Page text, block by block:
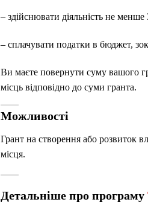
– здійснювати діяльність не менше
– сплачувати податки в бюджет,
Ви маєте повернути суму вашого
місць відповідно до суми гранта.
Можливості
Грант на створення або розвиток
місця.
Детальніше про програму